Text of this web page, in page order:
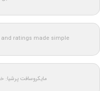
ratings made simple
مایکروسافت پرشیا: